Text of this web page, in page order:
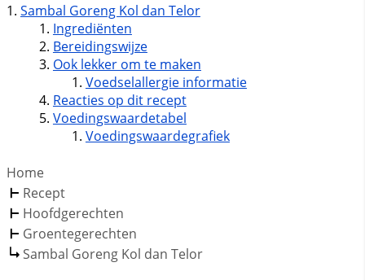
Sambal Goreng Kol dan Telor
Ingrediënten
Bereidingswijze
Ook lekker om te maken
Voedselallergie informatie
Reacties op dit recept
Voedingswaardetabel
Voedingswaardegrafiek
Home
Recept
Hoofdgerechten
Groentegerechten
Sambal Goreng Kol dan Telor